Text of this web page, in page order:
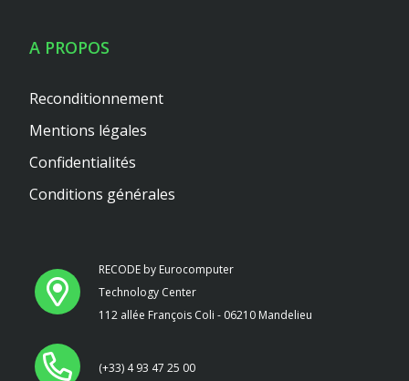
RECODE by Eurocomputer
Technology Center
112 allée François Coli - 06210 Mandelieu
(+33) 4 93 47 25 00
A PROPOS
Reconditionnement
Mentions légales
Confidentialités
Conditions générales